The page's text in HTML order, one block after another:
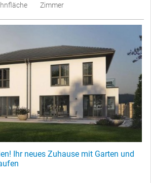
Zimmer
Ihr neues Zuhause mit Garten und